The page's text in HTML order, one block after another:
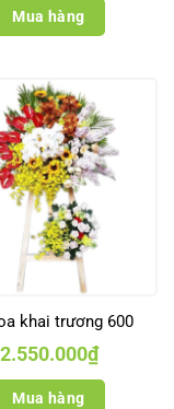
Mua hàng
khai trương 600
2.550.000₫
Mua hàng